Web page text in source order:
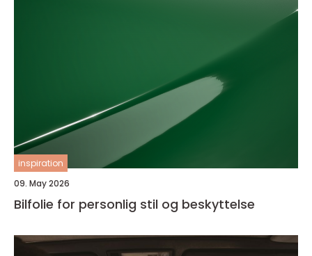
inspiration
09. May 2026
Bilfolie for personlig stil og beskyttelse